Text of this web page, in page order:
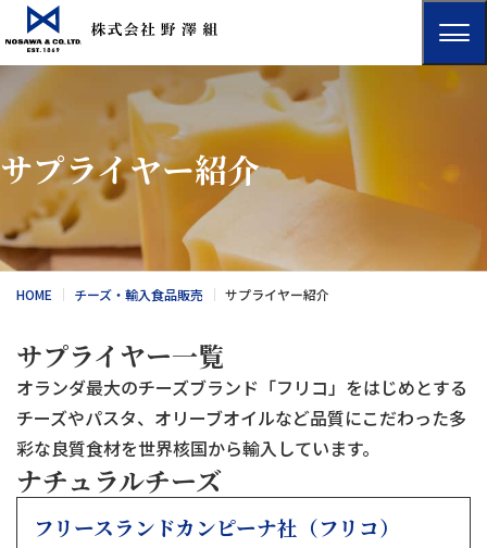
サプライヤー紹介
HOME チーズ・輸入食品販売 サプライヤー紹介
サプライヤー一覧
オランダ最大のチーズブランド「フリコ」をはじめとする
チーズやパスタ、オリーブオイルなど品質にこだわった多
彩な良質食材を世界核国から輸入しています。
ナチュラルチーズ
フリースランドカンピーナ社（フリコ）